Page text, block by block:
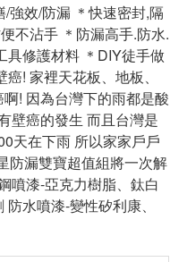
強效/防漏 ＊快速密封,隔
不沾手 ＊防漏高手.防水.
具修護材料 ＊DIY徒手做
! 家裡天花板、地板、
! 因為台灣下的雨都是酸
壁癌的發生 而且台灣是
天在下雨 所以家家戶戶
防漏雙寶超值組將一次解
噴漆-亞克力樹脂、鈦白
水噴漆-變性矽利康、